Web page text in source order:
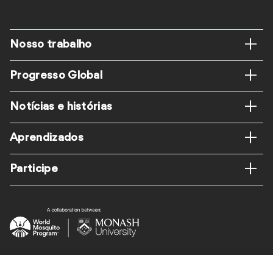
Rodapé
Nosso trabalho
Progresso Global
Notícias e histórias
Aprendizados
Participe